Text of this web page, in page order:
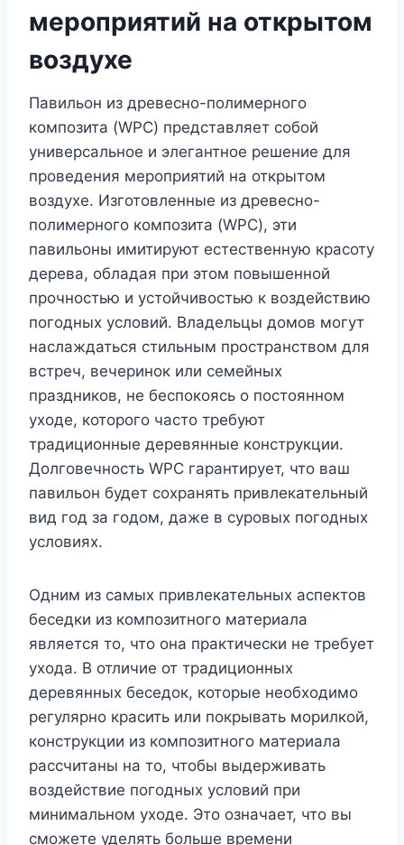
мероприятий на открытом
воздухе
Павильон из древесно-полимерного
композита (WPC) представляет собой
универсальное и элегантное решение для
проведения мероприятий на открытом
воздухе. Изготовленные из древесно-
полимерного композита (WPC), эти
павильоны имитируют естественную красоту
дерева, обладая при этом повышенной
прочностью и устойчивостью к воздействию
погодных условий. Владельцы домов могут
наслаждаться стильным пространством для
встреч, вечеринок или семейных
праздников, не беспокоясь о постоянном
уходе, которого часто требуют
традиционные деревянные конструкции.
Долговечность WPC гарантирует, что ваш
павильон будет сохранять привлекательный
вид год за годом, даже в суровых погодных
условиях.
Одним из самых привлекательных аспектов
беседки из композитного материала
является то, что она практически не требует
ухода. В отличие от традиционных
деревянных беседок, которые необходимо
регулярно красить или покрывать морилкой,
конструкции из композитного материала
рассчитаны на то, чтобы выдерживать
воздействие погодных условий при
минимальном уходе. Это означает, что вы
сможете уделять больше времени